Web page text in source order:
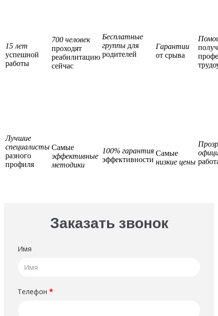
15 лет
успешной
работы
700 человек
проходят
реабилитацию
сейчас
Бесплатные
группы для
родителей
Гарантии
от срыва
Лучшие
специалисты
разного
профиля
Самые
эффективные
методики
100% гарантия
эффективности
Самые
низкие цены